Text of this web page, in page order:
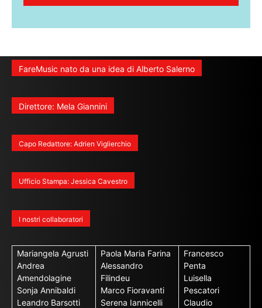
FareMusic nato da una idea di Alberto Salerno
Direttore: Mela Giannini
Capo Redattore: Adrien Viglierchio
Ufficio Stampa: Jessica Cavestro
I nostri collaboratori
Mariangela Agrusti
Andrea
Amendolagine
Sonja Annibaldi
Leandro Barsotti
Paola Maria Farina
Alessandro
Filindeu
Marco Fioravanti
Serena Iannicelli
Francesco
Penta
Luisella
Pescatori
Claudio